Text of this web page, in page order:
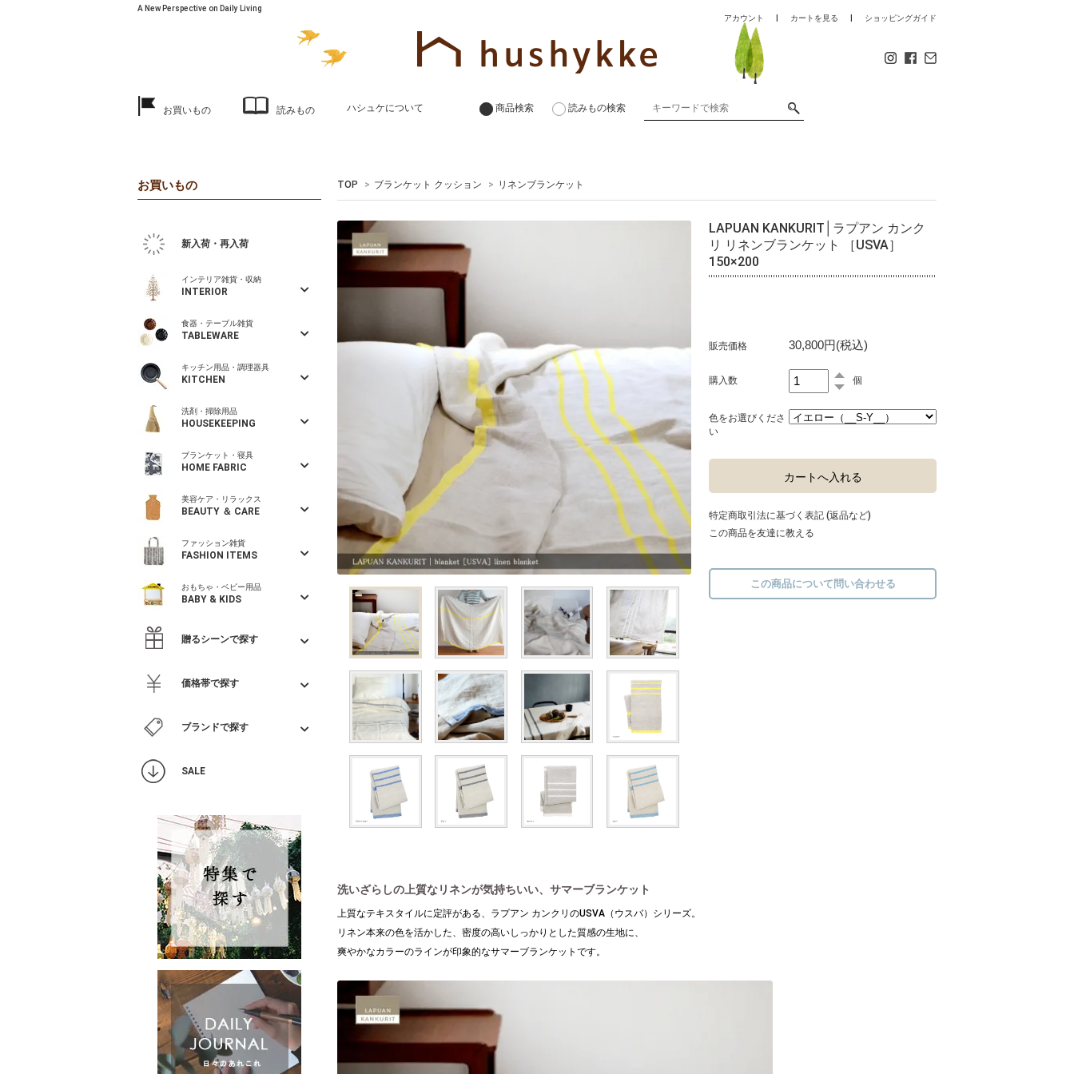
A New Perspective on Daily Living
アカウント
カートを見る ショッピングガイド
お買いもの 読みもの ハシュケについて 商品検索 読みもの検索
TOP > ブランケット クッション > リネンブランケット
LAPUAN KANKURIT│ラプアン カンク
リ リネンブランケット ［USVA］
150×200
販売価格 30,800円(税込)
購入数 個
色をお選びくださ
い
特定商取引法に基づく表記 (返品など)
この商品を友達に教える
この商品について問い合わせる
洗いざらしの上質なリネンが気持ちいい、サマーブランケット
上質なテキスタイルに定評がある、ラプアン カンクリのUSVA（ウスバ）シリーズ。
リネン本来の色を活かした、密度の高いしっかりとした質感の生地に、
爽やかなカラーのラインが印象的なサマーブランケットです。
お買いもの
新入荷・再入荷
インテリア雑貨・収納
INTERIOR
食器・テーブル雑貨
TABLEWARE
キッチン用品・調理器具
KITCHEN
洗剤・掃除用品
HOUSEKEEPING
ブランケット・寝具
HOME FABRIC
美容ケア・リラックス
BEAUTY ＆ CARE
ファッション雑貨
FASHION ITEMS
おもちゃ・ベビー用品
BABY & KIDS
贈るシーンで探す
価格帯で探す
ブランドで探す
SALE